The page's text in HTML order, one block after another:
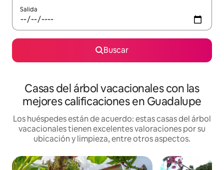
Salida
Buscar
Casas del árbol vacacionales con las
mejores calificaciones en Guadalupe
Los huéspedes están de acuerdo: estas casas del árbol
vacacionales tienen excelentes valoraciones por su
ubicación y limpieza, entre otros aspectos.